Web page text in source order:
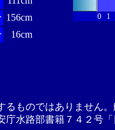
156cm
16cm
0 1
るものではありません
庁水路部書籍７４２号